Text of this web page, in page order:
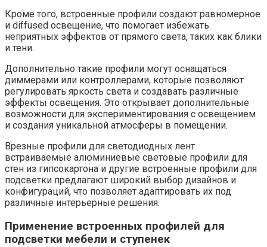
Кроме того, встроенные профили создают равномерное
и diffused освещение, что помогает избежать
неприятных эффектов от прямого света, таких как блики
и тени.
Дополнительно такие профили могут оснащаться
диммерами или контроллерами, которые позволяют
регулировать яркость света и создавать различные
эффекты освещения. Это открывает дополнительные
возможности для экспериментирования с освещением
и создания уникальной атмосферы в помещении.
Врезные профили для светодиодных лент
встраиваемые алюминиевые световые профили для
стен из гипсокартона и другие встроенные профили для
подсветки предлагают широкий выбор дизайнов и
конфигураций, что позволяет адаптировать их под
различные интерьерные решения.
Применение встроенных профилей для
подсветки мебели и ступенек